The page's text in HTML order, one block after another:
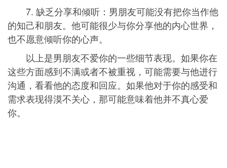
7. 缺乏分享和倾听：男朋友可能没有把你当作他
的知己和朋友。他可能很少与你分享他的内心世界，
也不愿意倾听你的心声。
以上是男朋友不爱你的一些细节表现。如果你在
这些方面感到不满或者不被重视，可能需要与他进行
沟通，看看他的态度和回应。如果他对于你的感受和
需求表现得漠不关心，那可能意味着他并不真心爱
你。